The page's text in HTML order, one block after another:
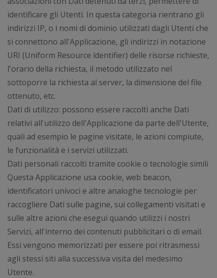
identificare gli Utenti. In questa categoria rientrano gli
indirizzi IP, o i nomi di dominio utilizzati dagli Utenti che
si connettono all'Applicazione, gli indirizzi in notazione
URI (Uniform Resource ldentifier) delle risorse richieste,
l'orario della richiesta, il metodo utilizzato nel
sottoporre la richiesta al server, la dimensione del file
ottenuto, etc.
Dati di utilizzo: possono essere raccolti anche Dati
relativi all'utilizzo dell'Applicazione da parte dell'Utente,
quali ad esempio le pagine visitate, le azioni compiute,
le funzionalità e i servizi utilizzati.
Dati personali raccolti tramite cookie o tecnologie simili
Questa Applicazione usa cookie, web beacon,
identificatori univoci e altre analoghe tecnologie per
raccogliere Dati sulle pagine, sui collegamenti visitati e
sulle altre azioni che esegui quando utilizzi i nostri
Servizi, all'interno dei contenuti pubblicitari o di email.
Essi vengono memorizzati per essere poi ritrasmessi
agli stessi siti alla successiva visita del medesimo
Utente.